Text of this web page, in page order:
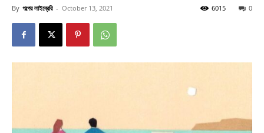
By গল্পের লাইব্রেরি - October 13, 2021 0
6015